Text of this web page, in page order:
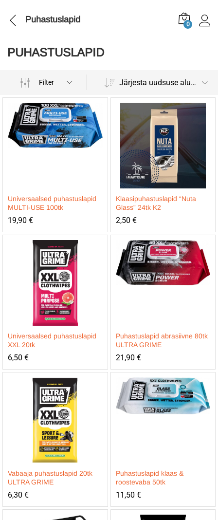
Puhastuslapid 0
PUHASTUSLAPID
Filter Järjesta uudsuse alusel
Universaalsed puhastuslapid
MULTI-USE 100tk
19,90 €
Klaasipuhastuslapid “Nuta
Glass” 24tk K2
2,50 €
Universaalsed puhastuslapid
XXL 20tk
6,50 €
Puhastuslapid abrasiivne 80tk
ULTRA GRIME
21,90 €
Vabaaja puhastuslapid 20tk
ULTRA GRIME
6,30 €
Puhastuslapid klaas &
roostevaba 50tk
11,50 €